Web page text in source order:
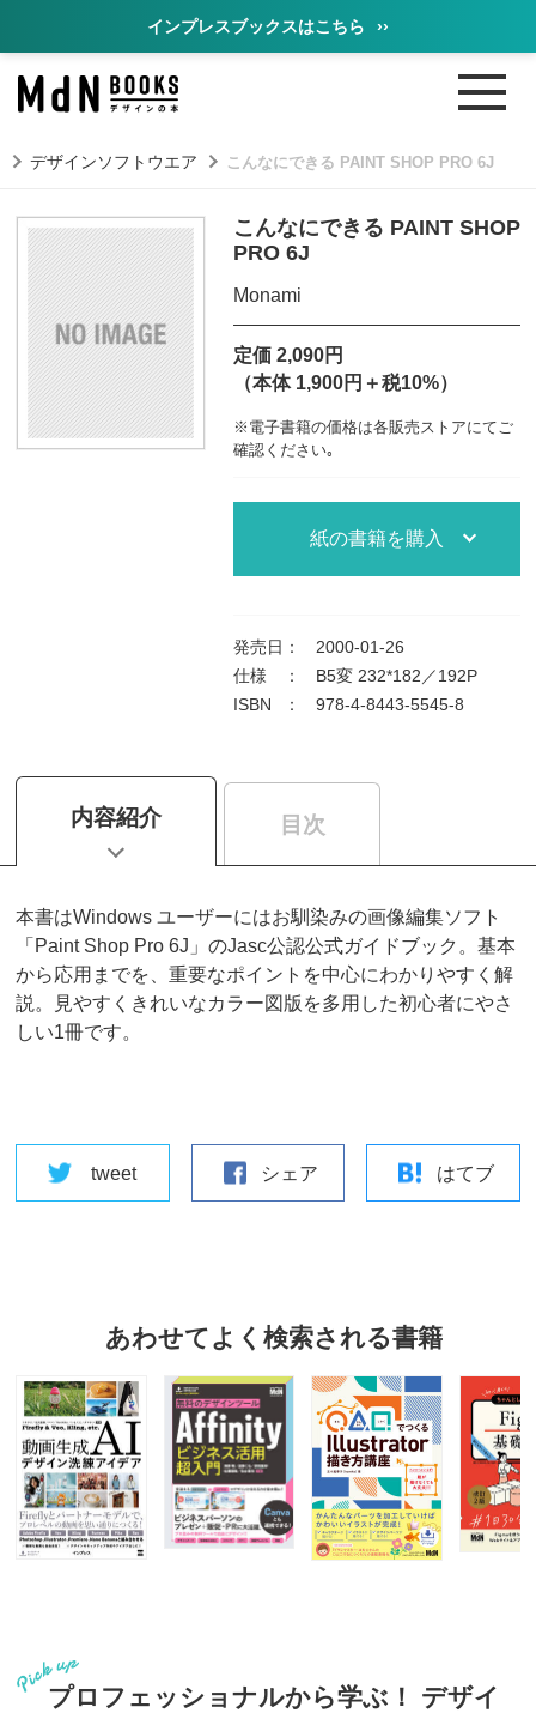
インプレスブックスはこちら ››
デザインソフトウエア こんなにできる PAINT SHOP PRO 6J
こんなにできる PAINT SHOP
PRO 6J
Monami
定価 2,090円
（本体 1,900円＋税10%）
※電子書籍の価格は各販売ストアにてご
確認ください｡
紙の書籍を購入
発売日 ：
2000-01-26
仕様
：
B5変 232*182／192P
ISBN
： 978-4-8443-5545-8
内容紹介 目次
本書はWindows ユーザーにはお馴染みの画像編集ソフト
「Paint Shop Pro 6J」のJasc公認公式ガイドブック。基本
から応用までを、重要なポイントを中心にわかりやすく解
説。見やすくきれいなカラー図版を多用した初心者にやさ
しい1冊です。
tweet シェア はてブ
あわせてよく検索される書籍
プロフェッショナルから学ぶ！ デザイ